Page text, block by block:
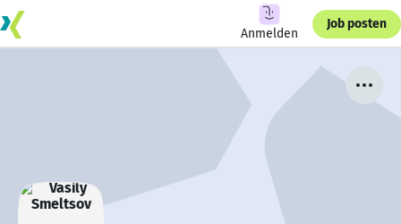
Anmelden
Job posten